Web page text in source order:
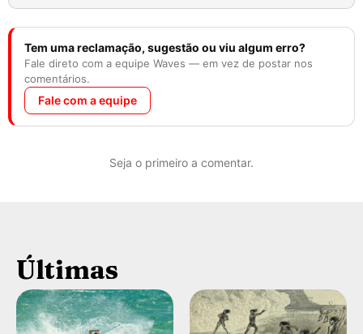
Tem uma reclamação, sugestão ou viu algum erro?
Fale direto com a equipe Waves — em vez de postar nos
comentários.
Fale com a equipe
Seja o primeiro a comentar.
Últimas